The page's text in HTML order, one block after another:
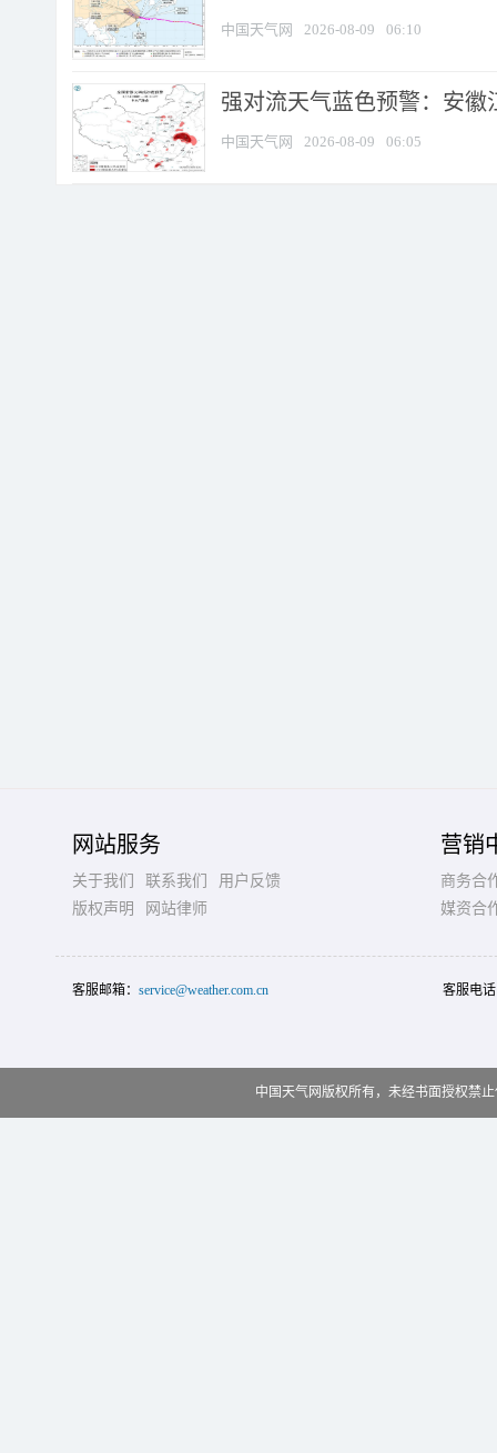
中国天气网 2026-08-09 06:10
强对流天气蓝色预警：安徽
中国天气网 2026-08-09 06:05
网站服务
关于我们 联系我们
用户反馈
版权声明
网站律师
营销
商务合
媒资合
客服邮箱： service@weather.com.cn 客服电
中国天气网版权所有，未经书面授权